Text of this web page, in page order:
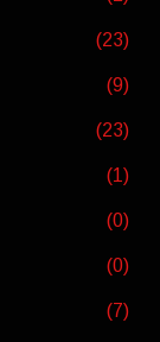
(23)
(9)
(23)
(1)
(0)
(0)
(7)